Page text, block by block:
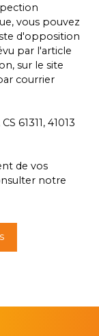
vous pouvez
d'opposition
par l'article
sur le site
courrier
61311, 41013
de vos
notre